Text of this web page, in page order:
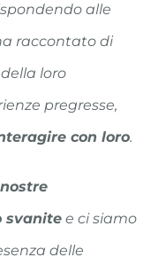
alle
raccontato di
loro
pregresse,
con loro.
svanite e ci siamo
delle